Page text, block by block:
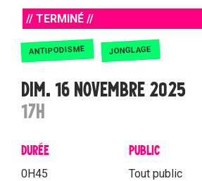
// TERMINÉ //
ANTIPODISME JONGLAGE
DIM. 16 NOVEMBRE 2025
17H
DURÉE
0H45
PUBLIC
Tout public